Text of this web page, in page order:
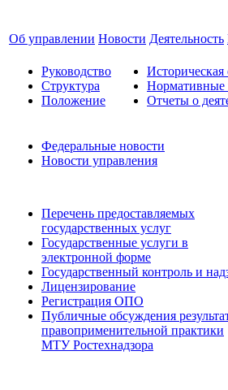
Об управлении Новости Деятельность
Руководство
Структура
Положение
Историческая
Нормативные
Отчеты о
Федеральные новости
Новости управления
Перечень предоставляемых
государственных услуг
Государственные услуги в
электронной форме
Государственный контроль и
Лицензирование
Регистрация ОПО
Публичные обсуждения
правоприменительной практики
МТУ Ростехнадзора